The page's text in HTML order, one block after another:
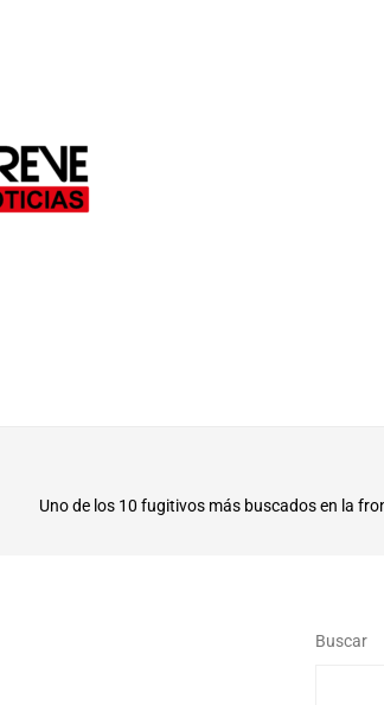
Uno de los 10 fugitivos más buscados en la
Buscar